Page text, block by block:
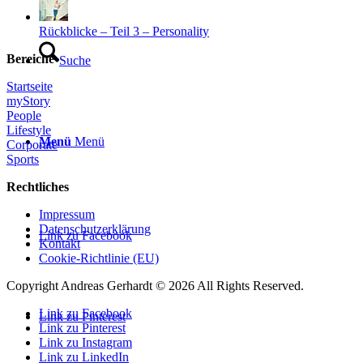
Suche
Menü Menü
Link zu Facebook
Link zu Pinterest
Rückblicke – Teil 3 – Personality
Bereiche
Startseite
myStory
People
Lifestyle
Corporate
Sports
Rechtliches
Impressum
Datenschutzerklärung
Kontakt
Cookie-Richtlinie (EU)
Copyright Andreas Gerhardt © 2026 All Rights Reserved.
Link zu Facebook
Link zu Pinterest
Link zu Instagram
Link zu LinkedIn